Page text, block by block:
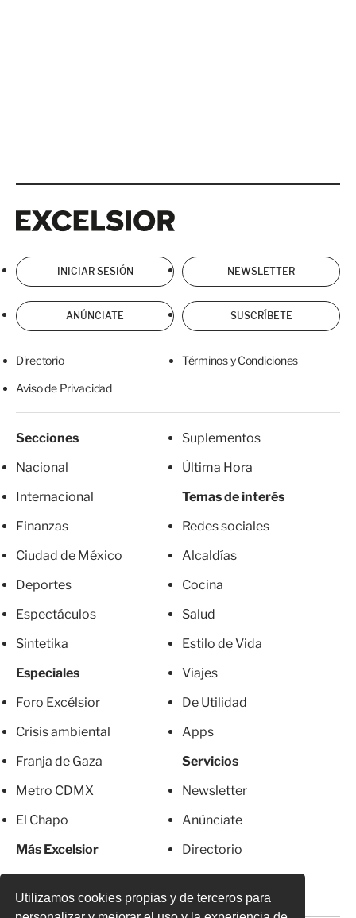
Utilizamos cookies propias y de terceros para
INICIAR SESIÓN NEWSLETTER
ANÚNCIATE SUSCRÍBETE
Directorio Términos y Condiciones
Aviso de Privacidad
Secciones
Nacional
Internacional
Finanzas
Ciudad de México
Deportes
Espectáculos
Sintetika
Especiales
Foro Excélsior
Crisis ambiental
Franja de Gaza
Metro CDMX
El Chapo
Más Excelsior
Mujeres
Suplementos
Última Hora
Temas de interés
Redes sociales
Alcaldías
Cocina
Salud
Estilo de Vida
Viajes
De Utilidad
Apps
Servicios
Newsletter
Anúnciate
Directorio
Suscripciones